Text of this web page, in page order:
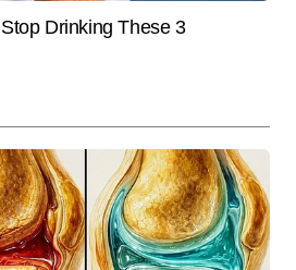
बहुआयामी दृष्टिकोण से देखते हैं। देश–दुनिया की
में वे सिद्धहस्त हैं। उनकी प्राथमिकता हमेशा यही
और एक्सप्लेनर शामिल हैं।